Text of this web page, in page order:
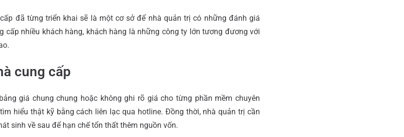
đã từng triển khai sẽ là một cơ sở để nhà quản trị có những đánh giá
cấp nhiều khách hàng, khách hàng là những công ty lớn tương đương với
cung cấp
giá chung chung hoặc không ghi rõ giá cho từng phần mềm chuyên
hiểu thật kỹ bằng cách liên lạc qua hotline. Đồng thời, nhà quản trị cần
sinh về sau để hạn chế tổn thất thêm nguồn vốn.